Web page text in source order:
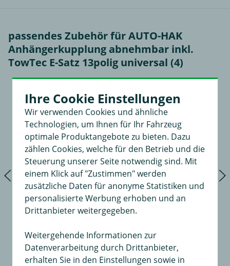
passendes Zubehör für AUTO-HAK
Anhängerkupplung abnehmbar inkl.
TowTec E-Satz 13polig universal (4)
Ihre Cookie Einstellungen
Wir verwenden Cookies und ähnliche
Technologien, um Ihnen für Ihr Fahrzeug
optimale Produktangebote zu bieten. Dazu
zählen Cookies, welche für den Betrieb und die
Steuerung unserer Seite notwendig sind. Mit
einem Klick auf "Zustimmen" werden
zusätzliche Daten für anonyme Statistiken und
personalisierte Werbung erhoben und an
Drittanbieter weitergegeben.
Weitergehende Informationen zur
Datenverarbeitung durch Drittanbieter,
erhalten Sie in den Einstellungen sowie in